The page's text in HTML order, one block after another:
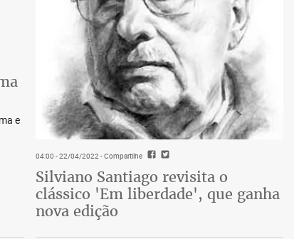
e
04:00 - 22/04/2022- Compartilhe
Silviano Santiago revisita o
clássico 'Em liberdade', que ganha
nova edição